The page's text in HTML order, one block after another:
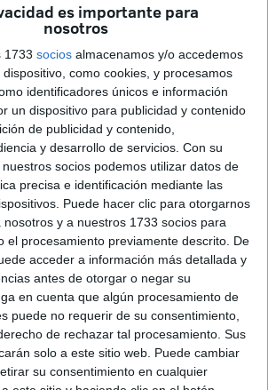
es importante para
nosotros
1733 socios almacenamos y/o accedemos
como cookies, y procesamos
identificadores únicos e información
un dispositivo para publicidad y contenido
de publicidad y contenido,
y desarrollo de servicios. Con su
socios podemos utilizar datos de
precisa e identificación mediante las
Puede hacer clic para otorgarnos
y a nuestros 1733 socios para
el procesamiento previamente descrito. De
acceder a información más detallada y
antes de otorgar o negar su
en cuenta que algún procesamiento de
puede no requerir de su consentimiento,
de rechazar tal procesamiento. Sus
solo a este sitio web. Puede cambiar
su consentimiento en cualquier
este domingo por la
deCeuta a Algecirasescondido
camiónquedó este mismo lunesen
a este periódico fuentes judiciales, las
quele constaban tres
a juicio.
se llevó a cabo, tratándose todas las
condelitos de robo y hurtos.
suceso fue informado de las
que tiene pendientes en
Valencia y Madrid.